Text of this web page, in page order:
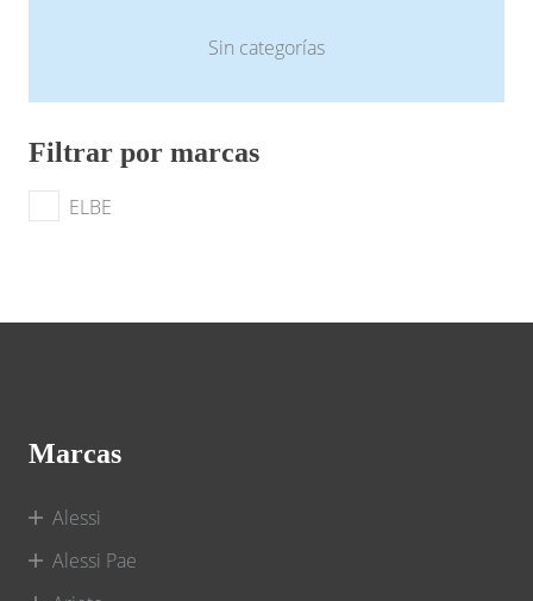
Sin categorías
Filtrar por marcas
ELBE
Marcas
Alessi
Alessi Pae